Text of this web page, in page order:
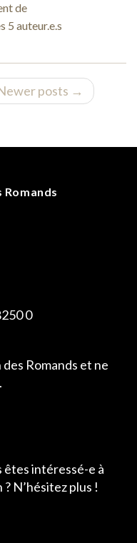
de
5 auteur.e.s
posts →
Romands
0
Romands et ne
êtes intéressé-e à
N’hésitez plus !